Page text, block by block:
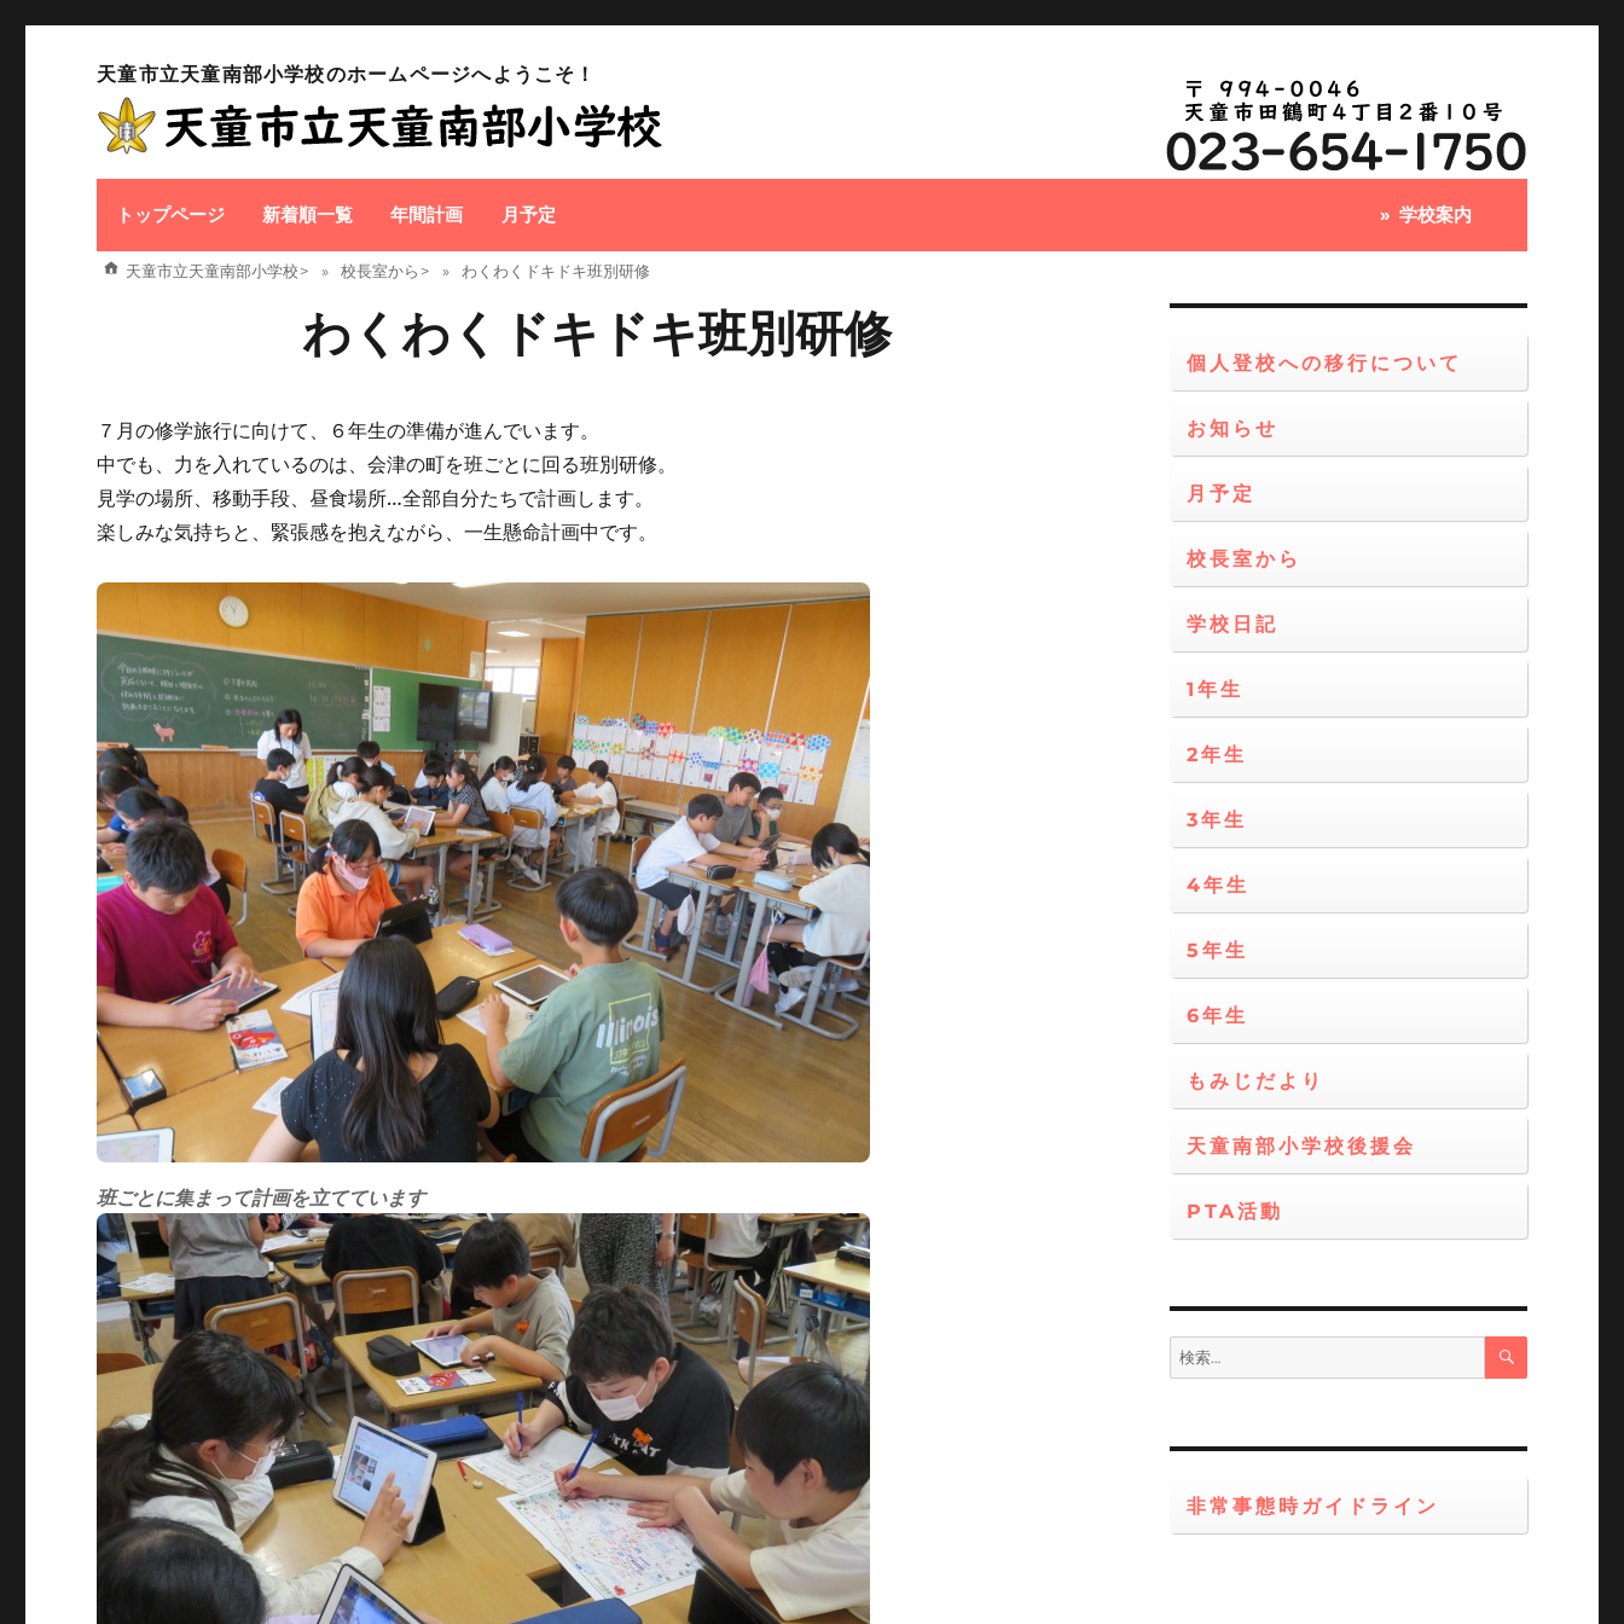
天童市立天童南部小学校のホームページへようこそ！
トップページ 新着順一覧 年間計画 月予定 学校案内
天童市立天童南部小学校 > 校長室から > わくわくドキドキ班別研修
わくわくドキドキ班別研修
７月の修学旅行に向けて、６年生の準備が進んでいます。
中でも、力を入れているのは、会津の町を班ごとに回る班別研修。
見学の場所、移動手段、昼食場所…全部自分たちで計画します。
楽しみな気持ちと、緊張感を抱えながら、一生懸命計画中です。
班ごとに集まって計画を立てています
個人登校への移行について
お知らせ
月予定
校長室から
学校日記
1年生
2年生
3年生
4年生
5年生
6年生
もみじだより
天童南部小学校後援会
PTA活動
検
索:
検
非常事態時ガイドライン